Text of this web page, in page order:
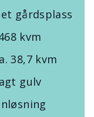
gårdsplass
kvm
38,7 kvm
gulv